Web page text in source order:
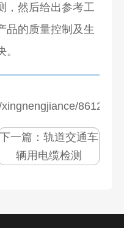
，然后给出参考工
品的质量控制及生
下一篇：轨道交通车
辆用电缆检测